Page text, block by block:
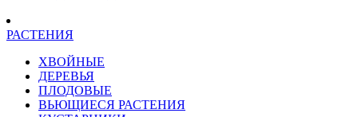
РАСТЕНИЯ
ХВОЙНЫЕ
ДЕРЕВЬЯ
ПЛОДОВЫЕ
ВЬЮЩИЕСЯ РАСТЕНИЯ